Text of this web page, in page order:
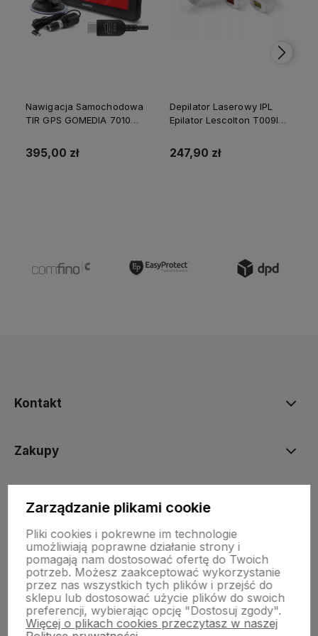
Nawigacja Samochodowa
TIR GPS GOMEDIA 7010
512 GB RAM
395,00 zł
Depilator Laserowy IPL
Epilator Lescolton T009I
Lampy
247,90 zł
Kontakt
Zakupy
Informacje prawne
Sklep internetowy Shoper.pl Szablon Shoper Modern 3.0™
GrowCommerce
Zarządzanie plikami cookie
Pliki cookies i pokrewne im technologie
umożliwiają poprawne działanie strony i
pomagają nam dostosować ofertę do Twoich
potrzeb. Możesz zaakceptować wykorzystanie
przez nas wszystkich tych plików i przejść do
sklepu lub dostosować użycie plików do swoich
preferencji, wybierając opcję "Dostosuj zgody".
Więcej o plikach cookies przeczytasz w naszej